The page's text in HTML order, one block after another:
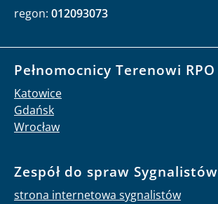
regon: 012093073
Pełnomocnicy Terenowi RPO
Katowice
Gdańsk
Wrocław
Zespół do spraw Sygnalistów
strona internetowa sygnalistów